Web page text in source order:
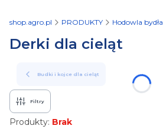
shop.agro.pl PRODUKTY Hodowla bydła
Derki dla cieląt
Budki i kojce dla cieląt
Filtry
Produkty: Brak